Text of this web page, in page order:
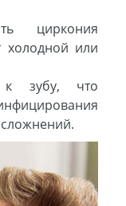
циркония
холодной или
к зубу, что